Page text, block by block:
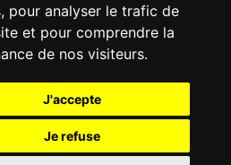
pour analyser le trafic de
et pour comprendre la
de nos visiteurs.
J'accepte
Je refuse
40500 Aurice
: 05 58 76 06 50
Plus d'infos »
Designé et hébergé par : NetClic.fr